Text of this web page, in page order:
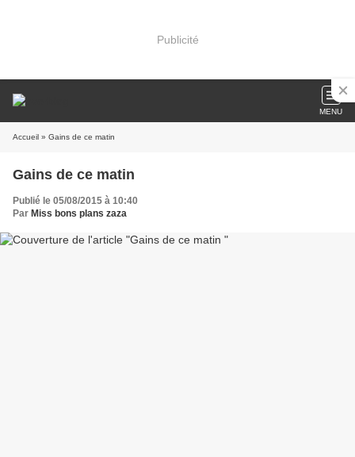
Publicité
MENU
Accueil » Gains de ce matin
Gains de ce matin
Publié le 05/08/2015 à 10:40
Par Miss bons plans zaza